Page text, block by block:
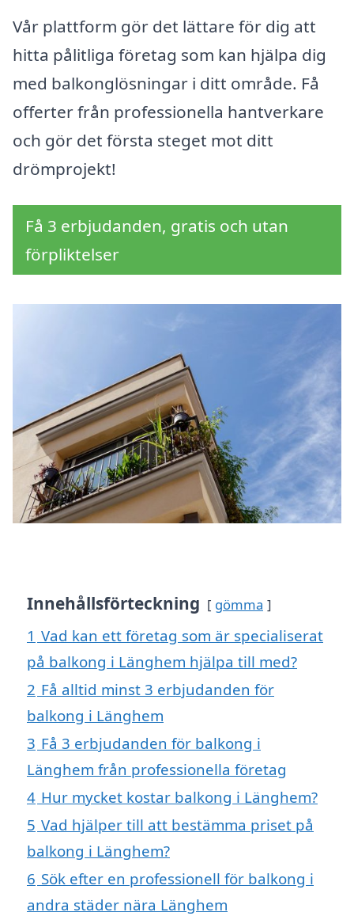
Vår plattform gör det lättare för dig att
hitta pålitliga företag som kan hjälpa dig
med balkonglösningar i ditt område. Få
offerter från professionella hantverkare
och gör det första steget mot ditt
drömprojekt!
Få 3 erbjudanden, gratis och utan
förpliktelser
Innehållsförteckning gömma
1 Vad kan ett företag som är specialiserat
på balkong i Länghem hjälpa till med?
2 Få alltid minst 3 erbjudanden för
balkong i Länghem
3 Få 3 erbjudanden för balkong i
Länghem från professionella företag
4 Hur mycket kostar balkong i Länghem?
5 Vad hjälper till att bestämma priset på
balkong i Länghem?
6 Sök efter en professionell för balkong i
andra städer nära Länghem